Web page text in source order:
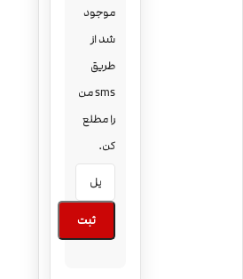
موجود
شد از
طریق
sms من
را مطلع
کن.
ثبت